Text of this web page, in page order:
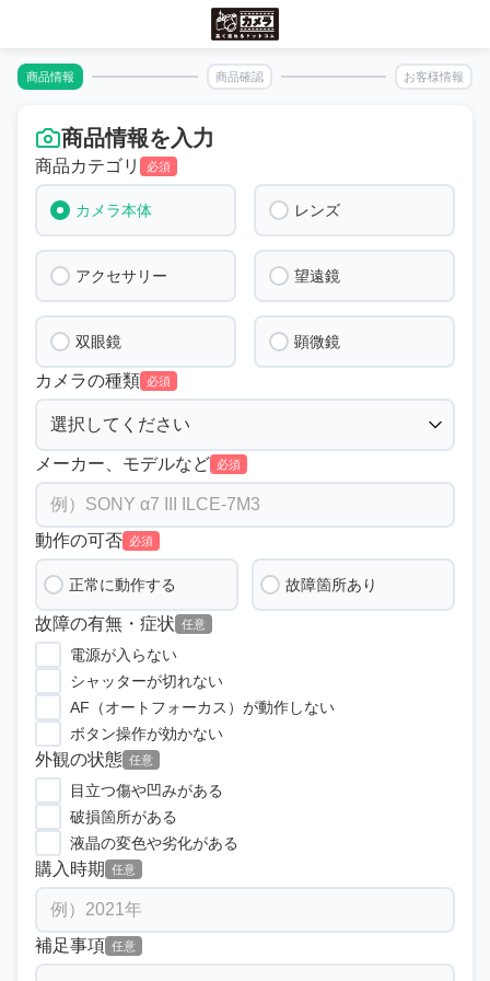
商品情報 商品確認 お客様情報
商品情報を入力
商品カテゴリ 必須
カメラ本体 レンズ
アクセサリー 望遠鏡
双眼鏡 顕微鏡
カメラの種類 必須
メーカー、モデルなど 必須
動作の可否 必須
正常に動作する 故障箇所あり
故障の有無・症状 任意
電源が入らない
シャッターが切れない
AF（オートフォーカス）が動作しない
ボタン操作が効かない
外観の状態 任意
目立つ傷や凹みがある
破損箇所がある
液晶の変色や劣化がある
購入時期 任意
補足事項 任意